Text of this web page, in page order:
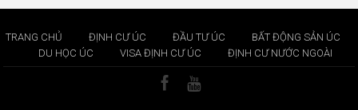
TRANG CHỦ ĐỊNH CƯ ÚC ĐẦU TƯ ÚC
BẤT ĐỘNG SẢN ÚC
DU HỌC ÚC
VISA ĐỊNH CƯ ÚC ĐỊNH CƯ NƯỚC NGOÀI